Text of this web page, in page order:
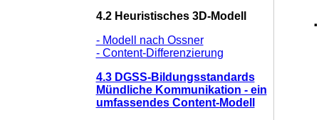
4.2 Heuristisches 3D-Modell
- Modell nach Ossner
- Content-Differenzierung
4.3 DGSS-Bildungsstandards
Mündliche Kommunikation - ein
umfassendes Content-Modell
·